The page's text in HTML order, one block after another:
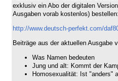
exklusiv ein Abo der digitalen
Ausgaben vorab kostenlos) bestellen:
http://www.deutsch-perfekt.com/
Beiträge aus der aktuellen Ausgabe
Was Namen bedeuten
Jung und alt: Kommt der
Homosexualität: Ist "anders"